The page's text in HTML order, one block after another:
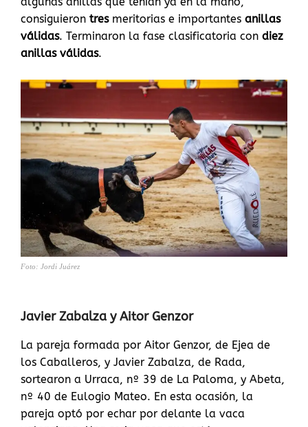
consiguieron tres meritorias e importantes anillas
válidas. Terminaron la fase clasificatoria con diez
anillas válidas.
Foto: Jordi Juárez
Javier Zabalza y Aitor Genzor
La pareja formada por Aitor Genzor, de Ejea de
los Caballeros, y Javier Zabalza, de Rada,
sortearon a Urraca, nº 39 de La Paloma, y Abeta,
nº 40 de Eulogio Mateo. En esta ocasión, la
pareja optó por echar por delante la vaca